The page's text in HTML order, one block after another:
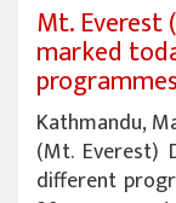
Mt. Everest
marked
programmes
Kathmandu,
(Mt. Everest)
different